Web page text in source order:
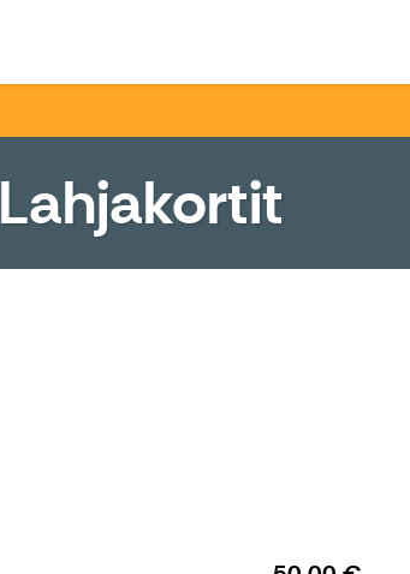
Lahjakortit